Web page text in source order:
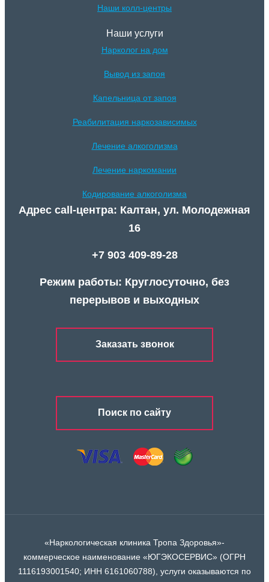
Наши колл-центры
Наши услуги
Нарколог на дом
Вывод из запоя
Капельница от запоя
Реабилитация наркозависимых
Лечение алкоголизма
Лечение наркомании
Кодирование алкоголизма
Адрес call-центра: Калтан, ул. Молодежная
16
+7 903 409-89-28
Режим работы: Круглосуточно, без
перерывов и выходных
Заказать звонок
Поиск по сайту
«Наркологическая клиника Тропа Здоровья»-
коммерческое наименование «ЮГЭКОСЕРВИС» (ОГРН
1116193001540; ИНН 6161060788), услуги оказываются по